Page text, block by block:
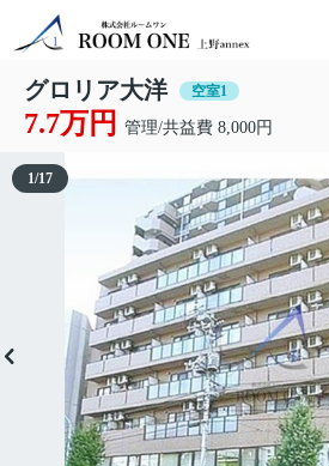
グロリア大洋 空室1
7.7万円 管理/共益費 8,000円
1/17